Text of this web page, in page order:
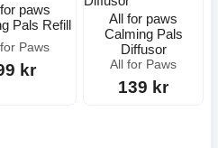
paws
Pals Refill
Paws
kr
All for paws
Calming Pals
Diffusor
All for Paws
139 kr